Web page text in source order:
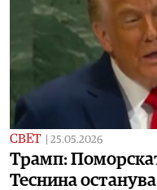
СВЕТ 25.05.2026
Трамп:
Теснина